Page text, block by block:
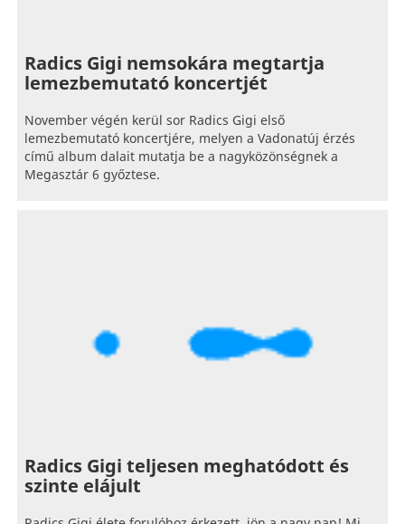
Radics Gigi nemsokára megtartja
lemezbemutató koncertjét
November végén kerül sor Radics Gigi első
lemezbemutató koncertjére, melyen a Vadonatúj érzés
című album dalait mutatja be a nagyközönségnek a
Megasztár 6 győztese.
Radics Gigi teljesen meghatódott és
szinte elájult